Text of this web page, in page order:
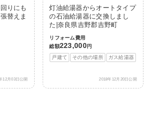
りにも
替えま
12月03日公開
灯油給湯器からオートタイプ
の石油給湯器に交換しまし
た|奈良県吉野郡吉野町
リフォーム費用
総額223,000円
戸建て
その他の場所 ガス給湯器
2018年12月20日公開